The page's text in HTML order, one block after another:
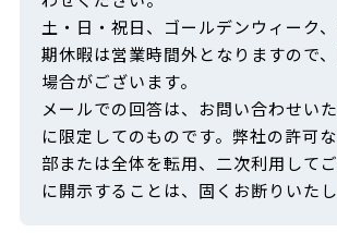
土・日・祝日、ゴールデンウィーク
期休暇は営業時間外となりますので
場合がございます。
メールでの回答は、お問い合わせい
に限定してのものです。弊社の許可
部または全体を転用、二次利用して
に開示することは、固くお断りいたし